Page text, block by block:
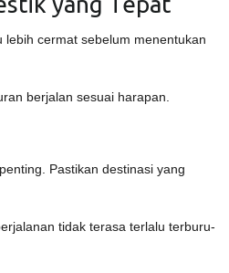
cermat sebelum menentukan
berjalan sesuai harapan.
Pastikan destinasi yang
tidak terasa terlalu terburu-